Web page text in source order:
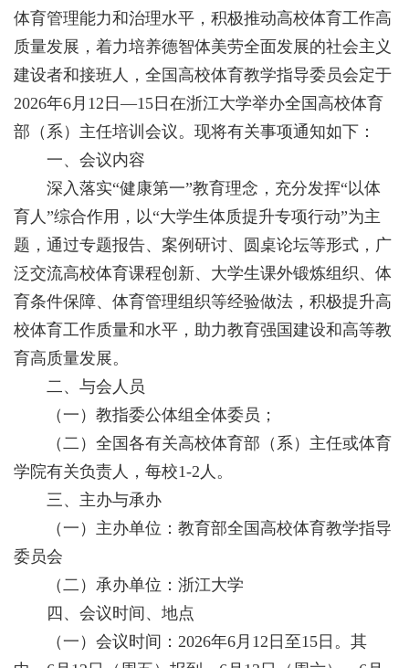
体育管理能力和治理水平，积极推动高校体育工作高
质量发展，着力培养德智体美劳全面发展的社会主义
建设者和接班人，全国高校体育教学指导委员会定于
2026年6月12日—15日在浙江大学举办全国高校体育
部（系）主任培训会议。现将有关事项通知如下：
一、会议内容
深入落实“健康第一”教育理念，充分发挥“以体
育人”综合作用，以“大学生体质提升专项行动”为主
题，通过专题报告、案例研讨、圆桌论坛等形式，广
泛交流高校体育课程创新、大学生课外锻炼组织、体
育条件保障、体育管理组织等经验做法，积极提升高
校体育工作质量和水平，助力教育强国建设和高等教
育高质量发展。
二、与会人员
（一）教指委公体组全体委员；
（二）全国各有关高校体育部（系）主任或体育
学院有关负责人，每校1-2人。
三、主办与承办
（一）主办单位：教育部全国高校体育教学指导
委员会
（二）承办单位：浙江大学
四、会议时间、地点
（一）会议时间：2026年6月12日至15日。其